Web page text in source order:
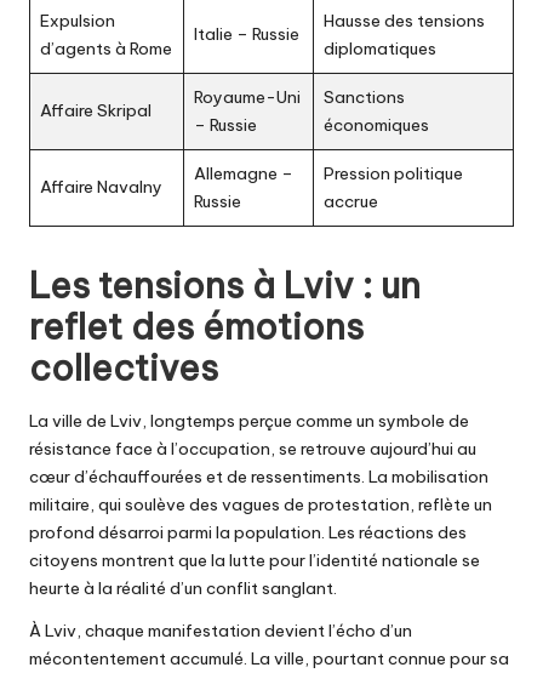
Expulsion
d’agents à Rome
Italie – Russie
Hausse des tensions
diplomatiques
Affaire Skripal
Royaume-Uni
– Russie
Sanctions
économiques
Affaire Navalny
Allemagne –
Russie
Pression politique
accrue
Les tensions à Lviv : un
reflet des émotions
collectives
La ville de Lviv, longtemps perçue comme un symbole de
résistance face à l’occupation, se retrouve aujourd’hui au
cœur d’échauffourées et de ressentiments. La mobilisation
militaire, qui soulève des vagues de protestation, reflète un
profond désarroi parmi la population. Les réactions des
citoyens montrent que la lutte pour l’identité nationale se
heurte à la réalité d’un conflit sanglant.
À Lviv, chaque manifestation devient l’écho d’un
mécontentement accumulé. La ville, pourtant connue pour sa